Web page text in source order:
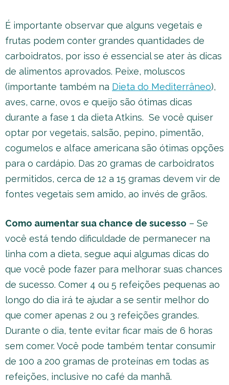
É importante observar que alguns vegetais e
frutas podem conter grandes quantidades de
carboidratos, por isso é essencial se ater às dicas
de alimentos aprovados. Peixe, moluscos
(importante também na Dieta do Mediterrâneo),
aves, carne, ovos e queijo são ótimas dicas
durante a fase 1 da dieta Atkins. Se você quiser
optar por vegetais, salsão, pepino, pimentão,
cogumelos e alface americana são ótimas opções
para o cardápio. Das 20 gramas de carboidratos
permitidos, cerca de 12 a 15 gramas devem vir de
fontes vegetais sem amido, ao invés de grãos.
Como aumentar sua chance de sucesso – Se
você está tendo dificuldade de permanecer na
linha com a dieta, segue aqui algumas dicas do
que você pode fazer para melhorar suas chances
de sucesso. Comer 4 ou 5 refeições pequenas ao
longo do dia irá te ajudar a se sentir melhor do
que comer apenas 2 ou 3 refeições grandes.
Durante o dia, tente evitar ficar mais de 6 horas
sem comer. Você pode também tentar consumir
de 100 a 200 gramas de proteínas em todas as
refeições, inclusive no café da manhã.